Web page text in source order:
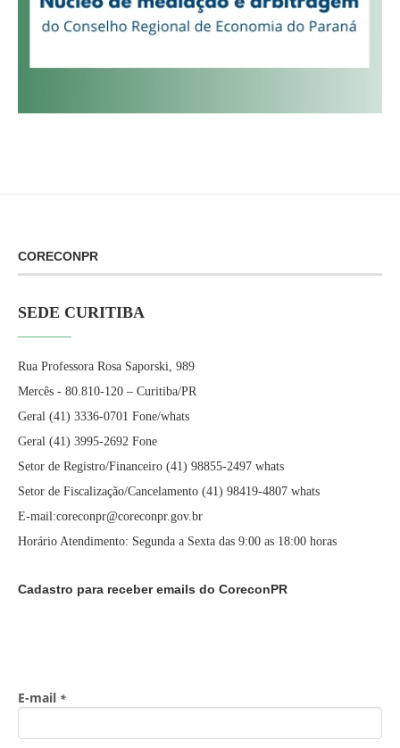
CORECONPR
SEDE CURITIBA
Rua Professora Rosa Saporski, 989
Mercês - 80.810-120 – Curitiba/PR
Geral (41) 3336-0701 Fone/whats
Geral (41) 3995-2692 Fone
Setor de Registro/Financeiro (41) 98855-2497 whats
Setor de Fiscalização/Cancelamento (41) 98419-4807 whats
E-mail:coreconpr@coreconpr.gov.br
Horário Atendimento: Segunda a Sexta das 9:00 as 18:00 horas
Cadastro para receber emails do CoreconPR